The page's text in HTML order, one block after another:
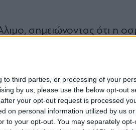
to third parties, or processing of your
by us, please use the below opt-out
your opt-out request is processed
on personal information utilized by us
to your opt-out. You may separately
σημειώνοντας ότι η
«Ήταν πολύ
μεγάλη αναστάτωση στον
κτιρίων, καθώς